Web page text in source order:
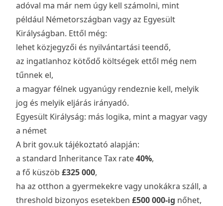
adóval ma már nem úgy kell számolni, mint
például Németországban vagy az Egyesült
Királyságban. Ettől még:
lehet közjegyzői és nyilvántartási teendő,
az ingatlanhoz kötődő költségek ettől még nem
tűnnek el,
a magyar félnek ugyanúgy rendeznie kell, melyik
jog és melyik eljárás irányadó.
Egyesült Királyság: más logika, mint a magyar vagy
a német
A brit gov.uk tájékoztató alapján:
a standard Inheritance Tax rate40%,
a fő küszöb £325 000,
ha az otthon a gyermekekre vagy unokákra száll, a
threshold bizonyos esetekben £500 000-ig nőhet,